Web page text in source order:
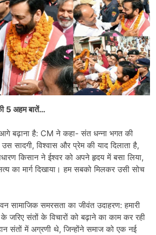
5 अहम बातें…
बढ़ाना है: CM ने कहा- संत धन्ना भगत की
सादगी, विश्वास और प्रेम की याद दिलाता है,
किसान ने ईश्वर को अपने हृदय में बसा लिया,
का मार्ग दिखाया। हम सबको मिलकर उसी सोच
सामाजिक समरसता का जीवंत उदाहरण: हमारी
जरिए संतों के विचारों को बढ़ाने का काम कर रही
संतों में अग्रणी थे, जिन्होंने समाज को एक नई